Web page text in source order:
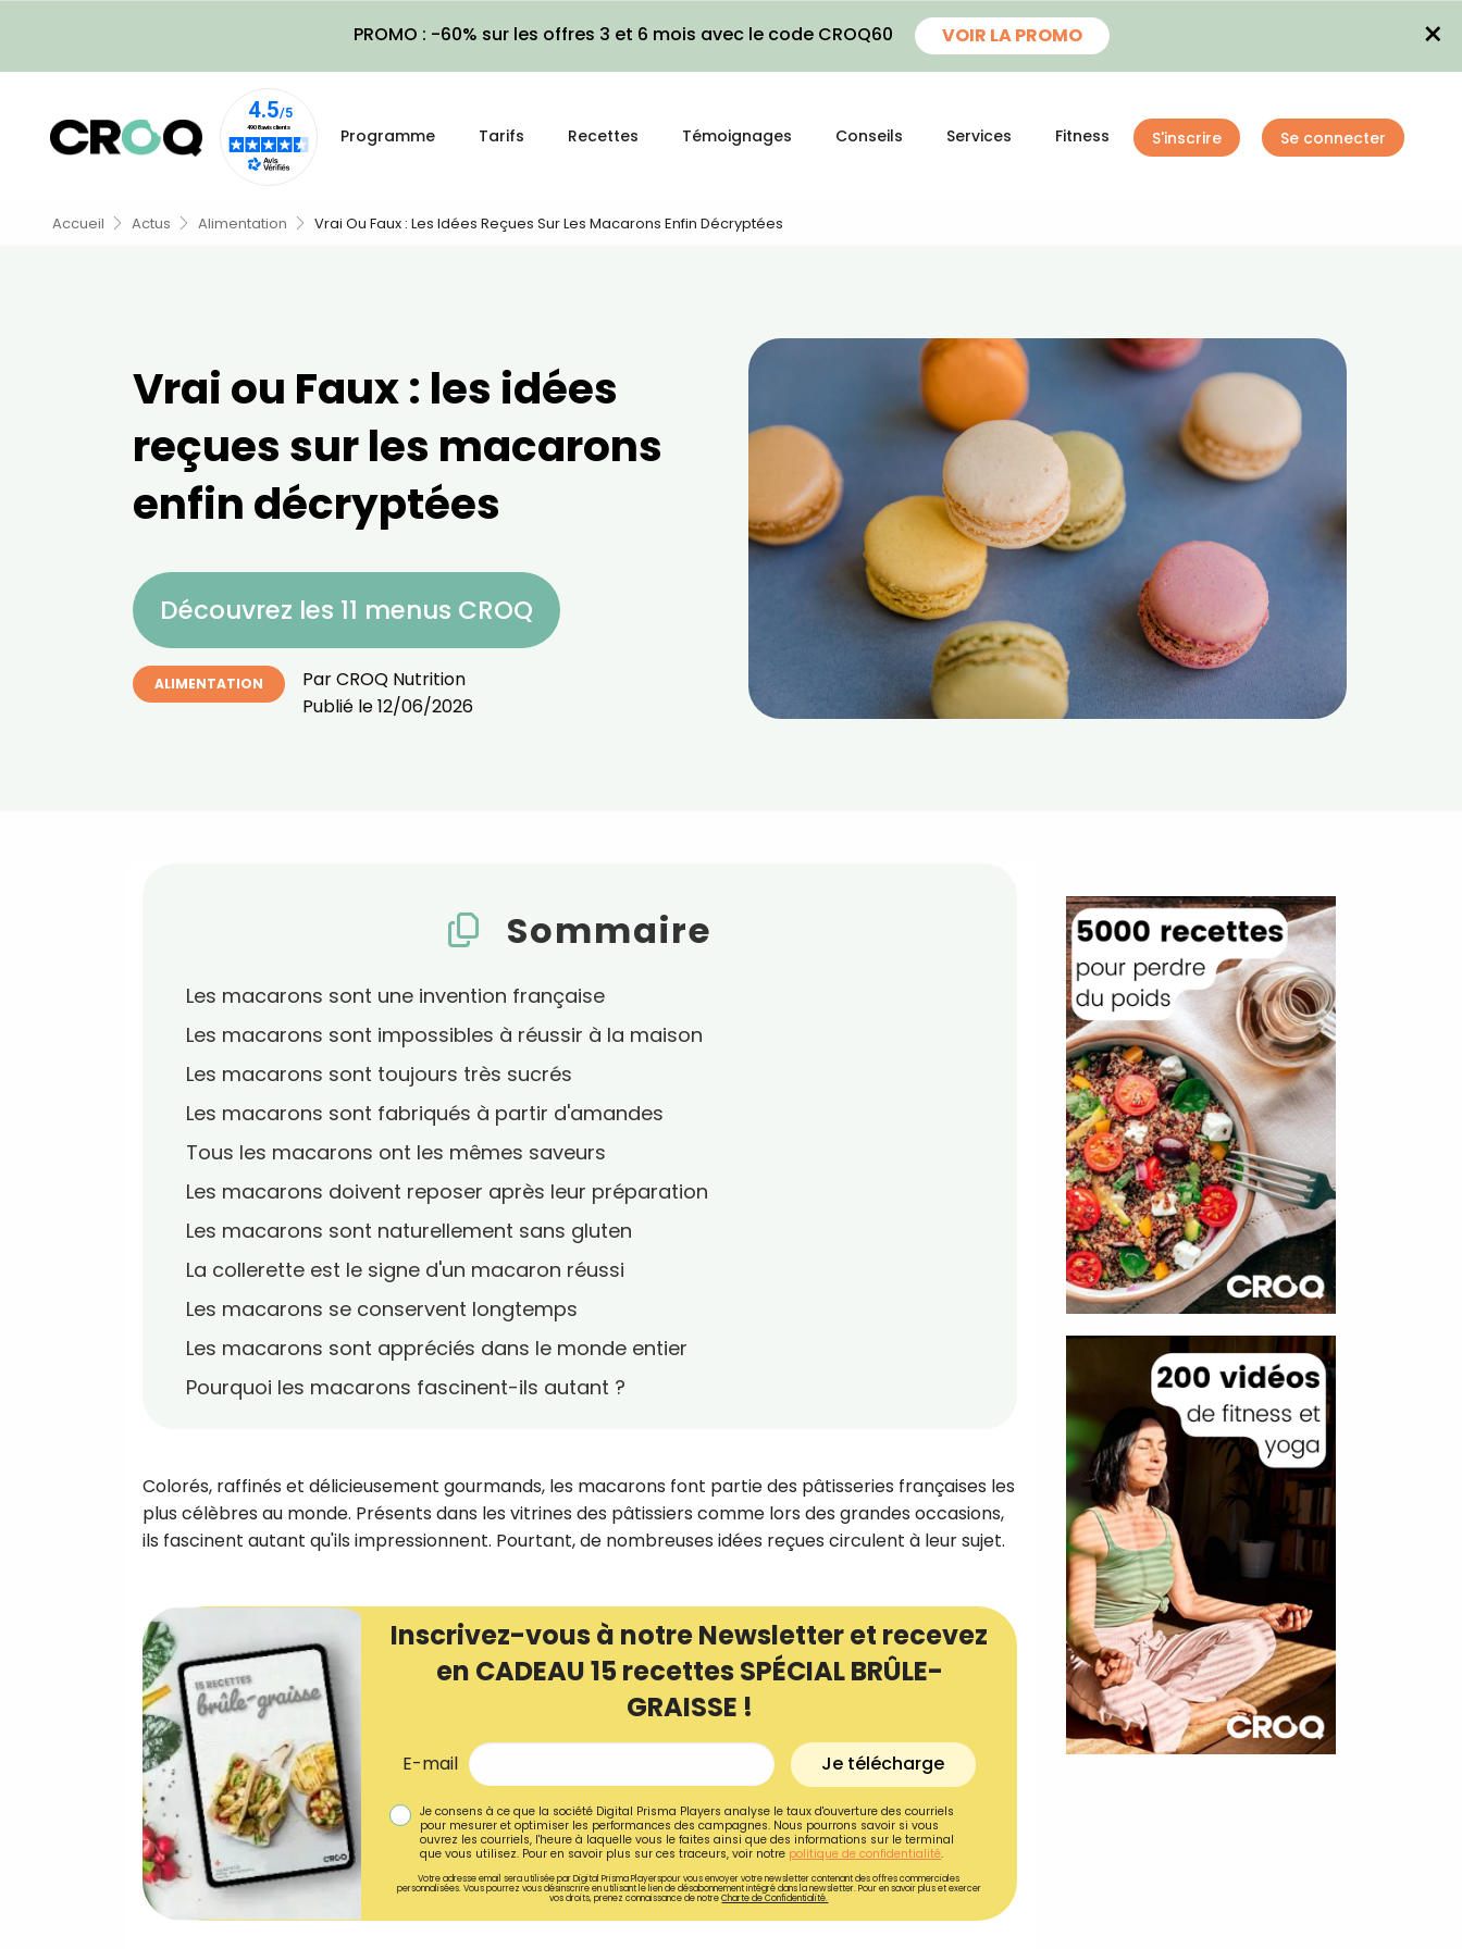
PROMO : -60% sur les offres 3 et 6 mois avec le code CROQ60 VOIR LA PROMO ×
Programme Tarifs Recettes Témoignages Conseils Services Fitness S'inscrire Se connecter
Accueil Actus Alimentation Vrai Ou Faux : Les Idées Reçues Sur Les Macarons Enfin Décryptées
Vrai ou Faux : les idées
reçues sur les macarons
enfin décryptées
Découvrez les 11 menus CROQ
ALIMENTATION ParCROQ Nutrition
Publié le12/06/2026
Sommaire
Les macarons sont une invention française
Les macarons sont impossibles à réussir à la maison
Les macarons sont toujours très sucrés
Les macarons sont fabriqués à partir d'amandes
Tous les macarons ont les mêmes saveurs
Les macarons doivent reposer après leur préparation
Les macarons sont naturellement sans gluten
La collerette est le signe d'un macaron réussi
Les macarons se conservent longtemps
Les macarons sont appréciés dans le monde entier
Pourquoi les macarons fascinent-ils autant ?
Colorés, raffinés et délicieusement gourmands, les macarons font partie des pâtisseries françaises les
plus célèbres au monde. Présents dans les vitrines des pâtissiers comme lors des grandes occasions,
ils fascinent autant qu'ils impressionnent. Pourtant, de nombreuses idées reçues circulent à leur sujet.
Inscrivez-vous à notre Newsletter et recevez
en CADEAU 15 recettes SPÉCIAL BRÛLE-
GRAISSE !
E-mail Je télécharge
Je consens à ce que la société Digital Prisma Players analyse le taux d'ouverture des courriels
pour mesurer et optimiser les performances des campagnes. Nous pourrons savoir si vous
ouvrez les courriels, l'heure à laquelle vous le faites ainsi que des informations sur le terminal
que vous utilisez. Pour en savoir plus sur ces traceurs, voir notre politique de confidentialité.
Votre adresse email sera utilisée par Digital Prisma Playerspour vous envoyer votre newsletter contenant des offres commerciales
personnalisées. Vous pourrez vous désinscrire en utilisant le lien de désabonnement intégré dans la newsletter. Pour en savoir plus et exercer
vos droits, prenez connaissance de notreCharte de Confidentialité.
Recevez gratuitement 180
recettes inédites de CROQ
!